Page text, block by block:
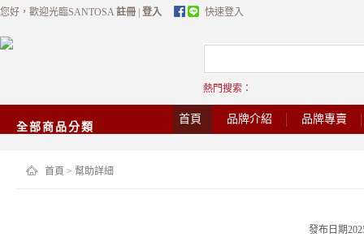
您好，歡迎光臨SANTOSA註冊 登入 快速登入
熱門搜索：
全部商品分類
首頁 品牌介紹 品牌專賣
首頁 > 幫助詳細
發布日期